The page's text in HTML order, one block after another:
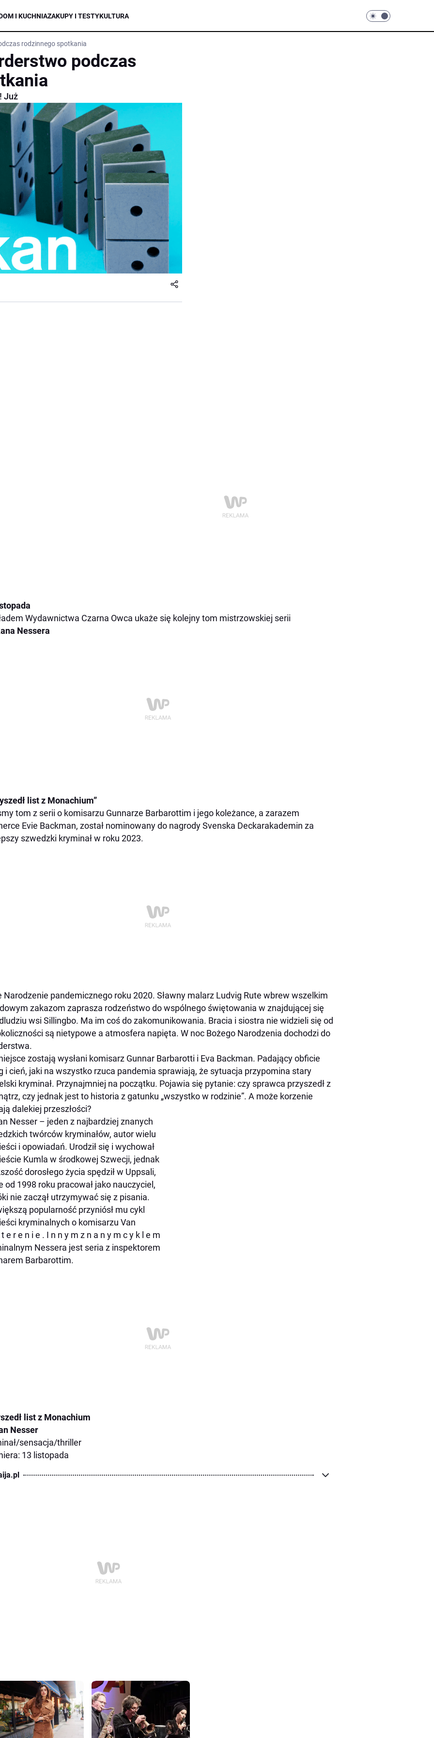
I KUCHNIAZAKUPY I TESTYKULTURA
rodzinnego spotkania
podczas
Już
Wydawnictwa Czarna Owca ukaże się kolejny tom mistrzowskiej serii
Nessera
list z Monachium”
tom z serii o komisarzu Gunnarze Barbarottim i jego koleżance, a zarazem
Evie Backman, został nominowany do nagrody Svenska Deckarakademin za
szwedzki kryminał w roku 2023.
Narodzenie pandemicznego roku 2020. Sławny malarz Ludvig Rute wbrew wszelkim
zakazom zaprasza rodzeństwo do wspólnego świętowania w znajdującej się
wsi Sillingbo. Ma im coś do zakomunikowania. Bracia i siostra nie widzieli się od
są nietypowe a atmosfera napięta. W noc Bożego Narodzenia dochodzi do
zostają wysłani komisarz Gunnar Barbarotti i Eva Backman. Padający obficie
i cień, jaki na wszystko rzuca pandemia sprawiają, że sytuacja przypomina stary
kryminał. Przynajmniej na początku. Pojawia się pytanie: czy sprawca przyszedł z
czy jednak jest to historia z gatunku „wszystko w rodzinie”. A może korzenie
dalekiej przeszłości?
Nesser – jeden z najbardziej znanych
twórców kryminałów, autor wielu
i opowiadań. Urodził się i wychował
Kumla w środkowej Szwecji, jednak
dorosłego życia spędził w Uppsali,
od 1998 roku pracował jako nauczyciel,
nie zaczął utrzymywać się z pisania.
popularność przyniósł mu cykl
kryminalnych o komisarzu Van
e r e n i e . I n n y m z n a n y m c y k l e m
Nessera jest seria z inspektorem
Barbarottim.
list z Monachium
Nesser
sensacja/thriller
13 listopada